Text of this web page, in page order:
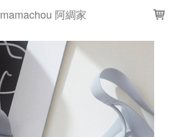
mamachou 阿綢家